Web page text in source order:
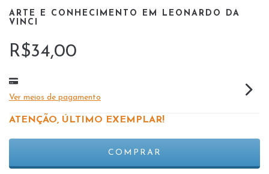
ARTE E CONHECIMENTO EM LEONARDO DA
VINCI
R$34,00
Ver meios de pagamento
ATENÇÃO, ÚLTIMO EXEMPLAR!